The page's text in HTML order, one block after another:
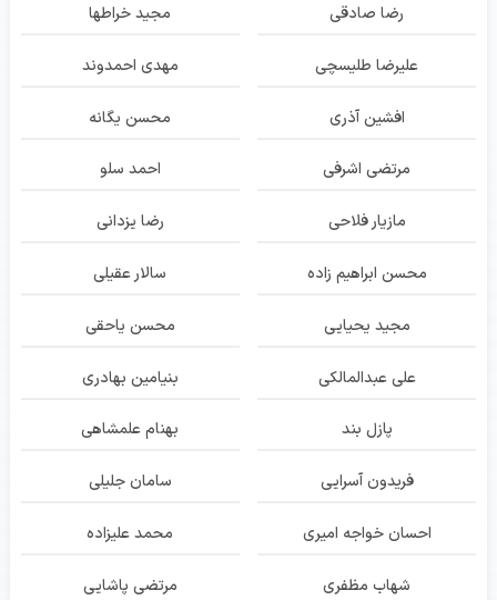
رضا صادقی مجید خراطها
علیرضا طلیسچی مهدی احمدوند
افشین آذری محسن یگانه
مرتضی اشرفی احمد سلو
مازیار فلاحی رضا یزدانی
محسن ابراهیم زاده سالار عقیلی
مجید یحیایی محسن یاحقی
علی عبدالمالکی بنیامین بهادری
پازل بند بهنام علمشاهی
فریدون آسرایی سامان جلیلی
احسان خواجه امیری محمد علیزاده
شهاب مظفری مرتضی پاشایی